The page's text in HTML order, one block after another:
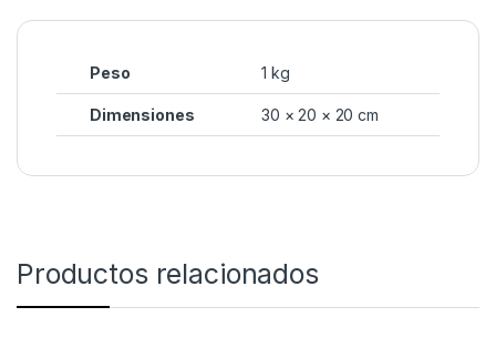
Peso 1 kg
Dimensiones 30 × 20 × 20 cm
Productos relacionados